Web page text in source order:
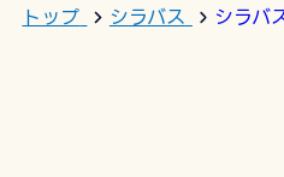
トップ シラバス シラバ